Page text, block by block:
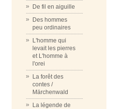
De fil en aiguille
Des hommes
peu ordinaires
L'homme qui
levait les pierres
et L'homme à
l'orei
La forêt des
contes /
Märchenwald
La légende de